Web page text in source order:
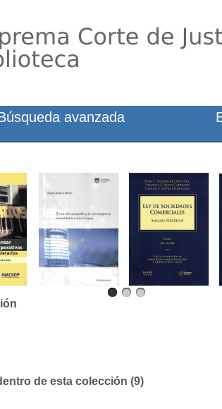
de esta colección (9)
avanzada